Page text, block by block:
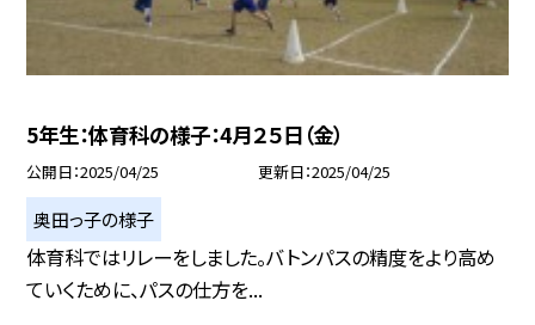
5年生：体育科の様子：4月２５日（金）
公開日 2025/04/25 更新日 2025/04/25
奥田っ子の様子
体育科ではリレーをしました。バトンパスの精度をより高め
ていくために、パスの仕方を...